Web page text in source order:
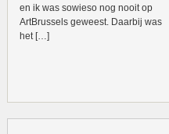
en ik was sowieso nog nooit op
ArtBrussels geweest. Daarbij was
het […]